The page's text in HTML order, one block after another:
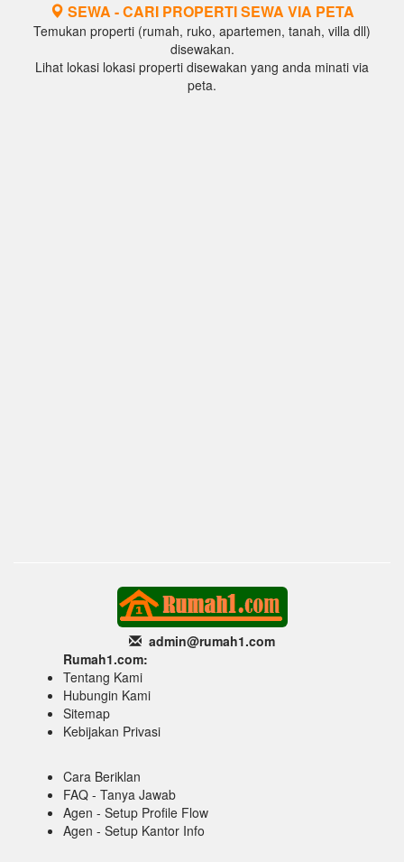
SEWA - CARI PROPERTI SEWA VIA PETA
Temukan properti (rumah, ruko, apartemen, tanah, villa dll)
disewakan.
Lihat lokasi lokasi properti disewakan yang anda minati via
peta.
admin@rumah1.com
Rumah1.com:
Tentang Kami
Hubungin Kami
Sitemap
Kebijakan Privasi
Cara Beriklan
FAQ - Tanya Jawab
Agen - Setup Profile Flow
Agen - Setup Kantor Info